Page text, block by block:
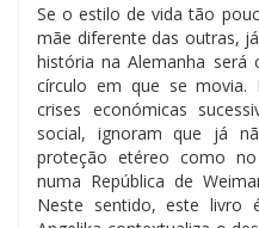
Se o estilo de vida tão
mãe diferente das outras,
história na Alemanha
círculo em que se movia.
crises económicas
social, ignoram que já
proteção etéreo como
numa República de
Neste sentido, este livro